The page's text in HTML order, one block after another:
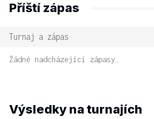
Příští zápas
Turnaj a zápas
Žádné nadcházející zápasy.
Výsledky na turnajích